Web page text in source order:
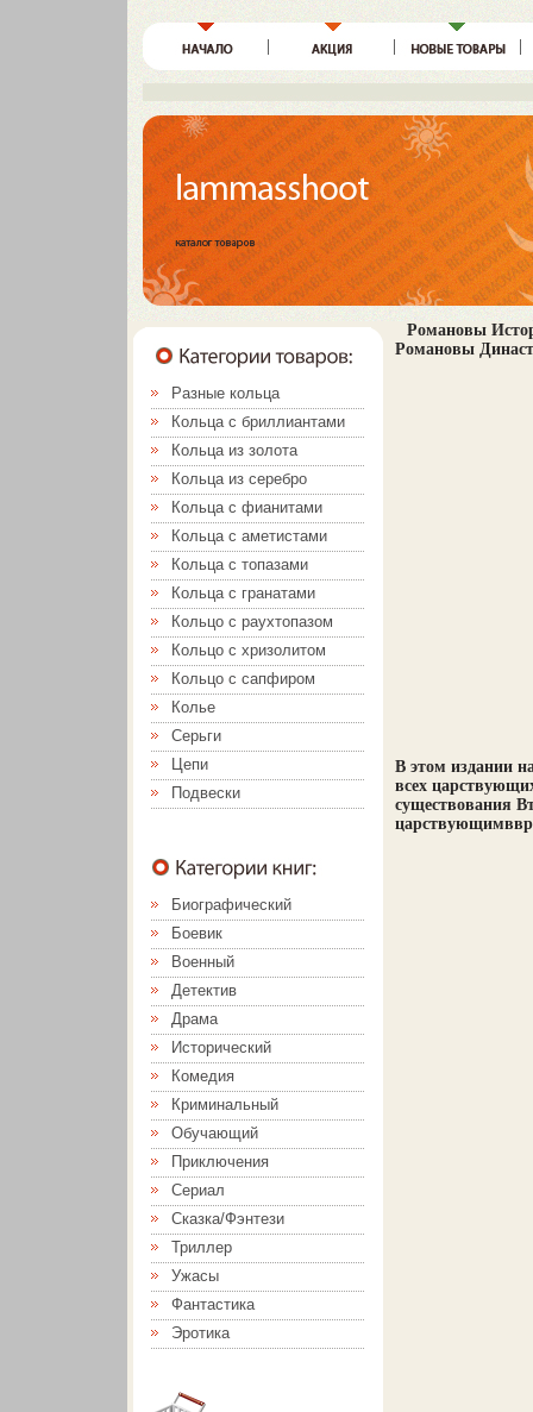
Разные кольца
Кольца с бриллиантами
Кольца из золота
Кольца из серебро
Кольца с фианитами
Кольца с аметистами
Кольца с топазами
Кольца с гранатами
Кольцо с раухтопазом
Кольцо с хризолитом
Кольцо с сапфиром
Колье
Серьги
Цепи
Подвески
Биографический
Боевик
Военный
Детектив
Драма
Исторический
Комедия
Криминальный
Обучающий
Приключения
Сериал
Сказка/Фэнтези
Триллер
Ужасы
Фантастика
Эротика
Романовы
Романовы
В этом издании
всех
существования